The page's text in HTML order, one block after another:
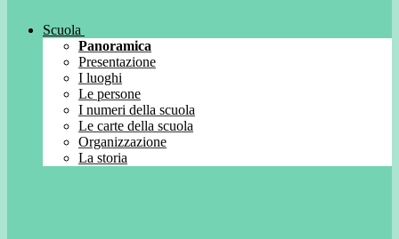
Scuola
Panoramica
Presentazione
I luoghi
Le persone
I numeri della scuola
Le carte della scuola
Organizzazione
La storia